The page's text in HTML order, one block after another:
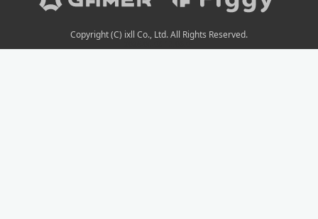
Copyright (C) ixll Co., Ltd. All Rights Reserved.